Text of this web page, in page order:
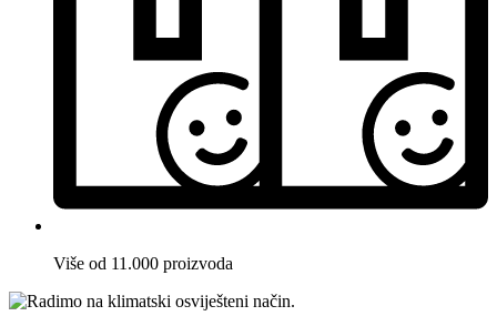
Više od 11.000 proizvoda